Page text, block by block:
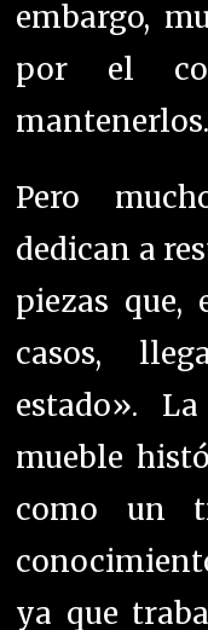
piezas
casos,
estado».
mueble
como un
ya que
implica
vidriero,
cerrajero…